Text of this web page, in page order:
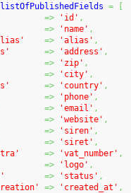
=
[
=> 'id' ,
=> 'name' ,
=> 'alias' ,
=> 'address' ,
=> 'zip' ,
=> 'city' ,
=> 'country' ,
=> 'phone' ,
=> 'email' ,
=> 'website' ,
=> 'siren' ,
=> 'siret' ,
=> 'vat_number' ,
=> 'logo' ,
=> 'status' ,
=> 'created_at' ,